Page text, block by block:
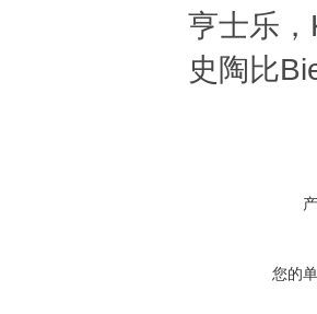
亨士乐
史陶比
您的